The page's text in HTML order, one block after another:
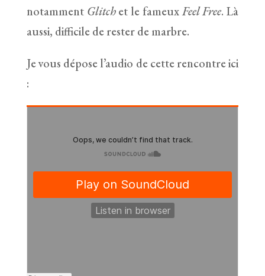
notamment Glitchet le fameuxFeel Free. Là
aussi, difficile de rester de marbre.
Je vous dépose l’audio de cette rencontre ici
: